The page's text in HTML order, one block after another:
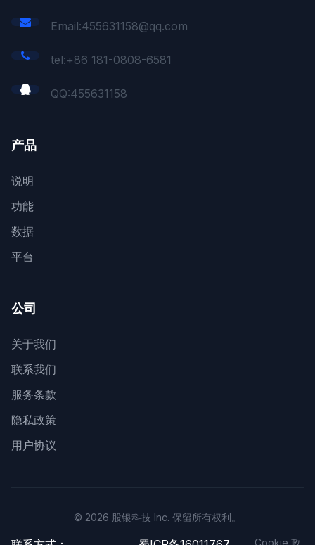
Email:455631158@qq.com
tel:+86 181-0808-6581
QQ:455631158
产品
说明
功能
数据
平台
公司
关于我们
联系我们
服务条款
隐私政策
用户协议
© 2026 股银科技 Inc. 保留所有权利。
Cookie 政